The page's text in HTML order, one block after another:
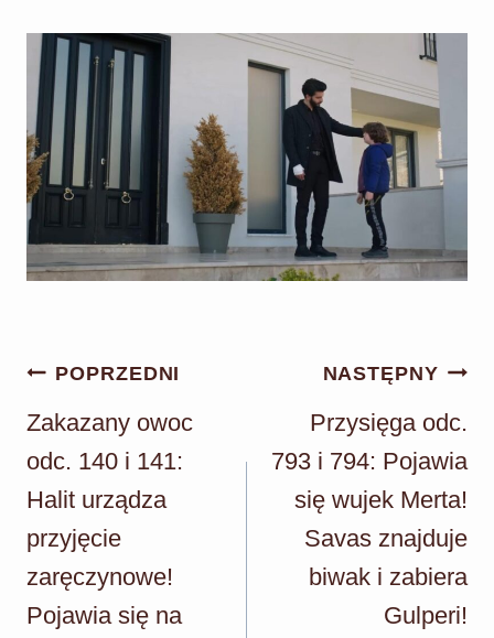
Nawigacja
wpisu
POPRZEDNI
Zakazany owoc
odc. 140 i 141:
Halit urządza
przyjęcie
zaręczynowe!
Pojawia się na
NASTĘPNY
Przysięga odc.
793 i 794: Pojawia
się wujek Merta!
Savas znajduje
biwak i zabiera
Gulperi!